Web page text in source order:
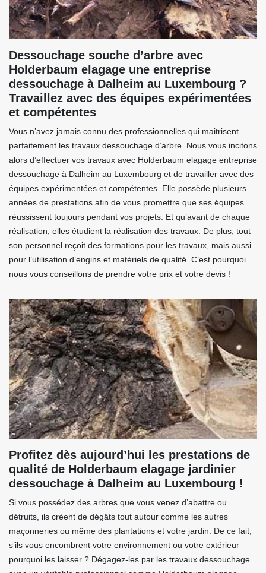
Dessouchage souche d’arbre avec
Holderbaum elagage une entreprise
dessouchage à Dalheim au Luxembourg ?
Travaillez avec des équipes expérimentées
et compétentes
Vous n’avez jamais connu des professionnelles qui maitrisent
parfaitement les travaux dessouchage d’arbre. Nous vous incitons
alors d’effectuer vos travaux avec Holderbaum elagage entreprise
dessouchage à Dalheim au Luxembourg et de travailler avec des
équipes expérimentées et compétentes. Elle possède plusieurs
années de prestations afin de vous promettre que ses équipes
réussissent toujours pendant vos projets. Et qu’avant de chaque
réalisation, elles étudient la réalisation des travaux. De plus, tout
son personnel reçoit des formations pour les travaux, mais aussi
pour l’utilisation d’engins et matériels de qualité. C’est pourquoi
nous vous conseillons de prendre votre prix et votre devis !
Profitez dès aujourd’hui les prestations de
qualité de Holderbaum elagage jardinier
dessouchage à Dalheim au Luxembourg !
Si vous possédez des arbres que vous venez d’abattre ou
détruits, ils créent de dégâts tout autour comme les autres
maçonneries ou même des plantations et votre jardin. De ce fait,
s’ils vous encombrent votre environnement ou votre extérieur
pourquoi les laisser ? Dégagez-les par les travaux dessouchage